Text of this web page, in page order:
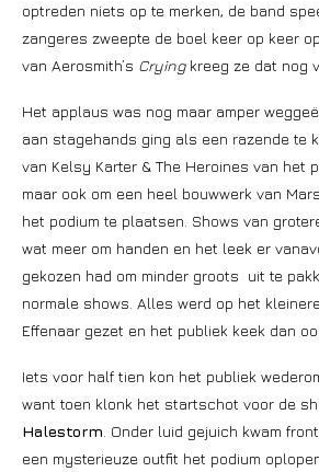
optreden niets op te merken, de band
zangeres zweepte de boel keer op keer
van Aerosmith’s Crying kreeg ze dat nog
Het applaus was nog maar amper
aan stagehands ging als een razende te
van Kelsy Karter & The Heroines van het
maar ook om een heel bouwwerk van
het podium te plaatsen. Shows van
wat meer om handen en het leek er
gekozen had om minder groots uit te
normale shows. Alles werd op het
Effenaar gezet en het publiek keek dan
Iets voor half tien kon het publiek
want toen klonk het startschot voor de
Halestorm . Onder luid gejuich kwam
een mysterieuze outfit het podium